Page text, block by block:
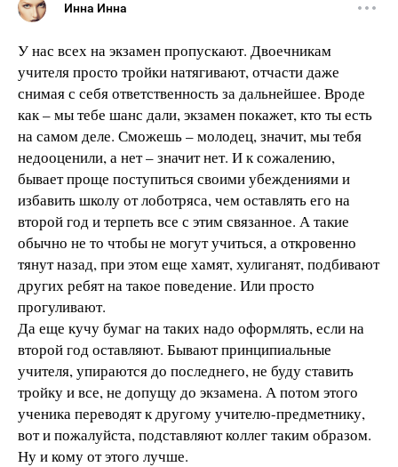
Инна Инна
У нас всех на экзамен пропускают. Двоечникам
учителя просто тройки натягивают, отчасти даже
снимая с себя ответственность за дальнейшее. Вроде
как – мы тебе шанс дали, экзамен покажет, кто ты есть
на самом деле. Сможешь – молодец, значит, мы тебя
недооценили, а нет – значит нет. И к сожалению,
бывает проще поступиться своими убеждениями и
избавить школу от лоботряса, чем оставлять его на
второй год и терпеть все с этим связанное. А такие
обычно не то чтобы не могут учиться, а откровенно
тянут назад, при этом еще хамят, хулиганят, подбивают
других ребят на такое поведение. Или просто
прогуливают.
Да еще кучу бумаг на таких надо оформлять, если на
второй год оставляют. Бывают принципиальные
учителя, упираются до последнего, не буду ставить
тройку и все, не допущу до экзамена. А потом этого
ученика переводят к другому учителю-предметнику,
вот и пожалуйста, подставляют коллег таким образом.
Ну и кому от этого лучше.